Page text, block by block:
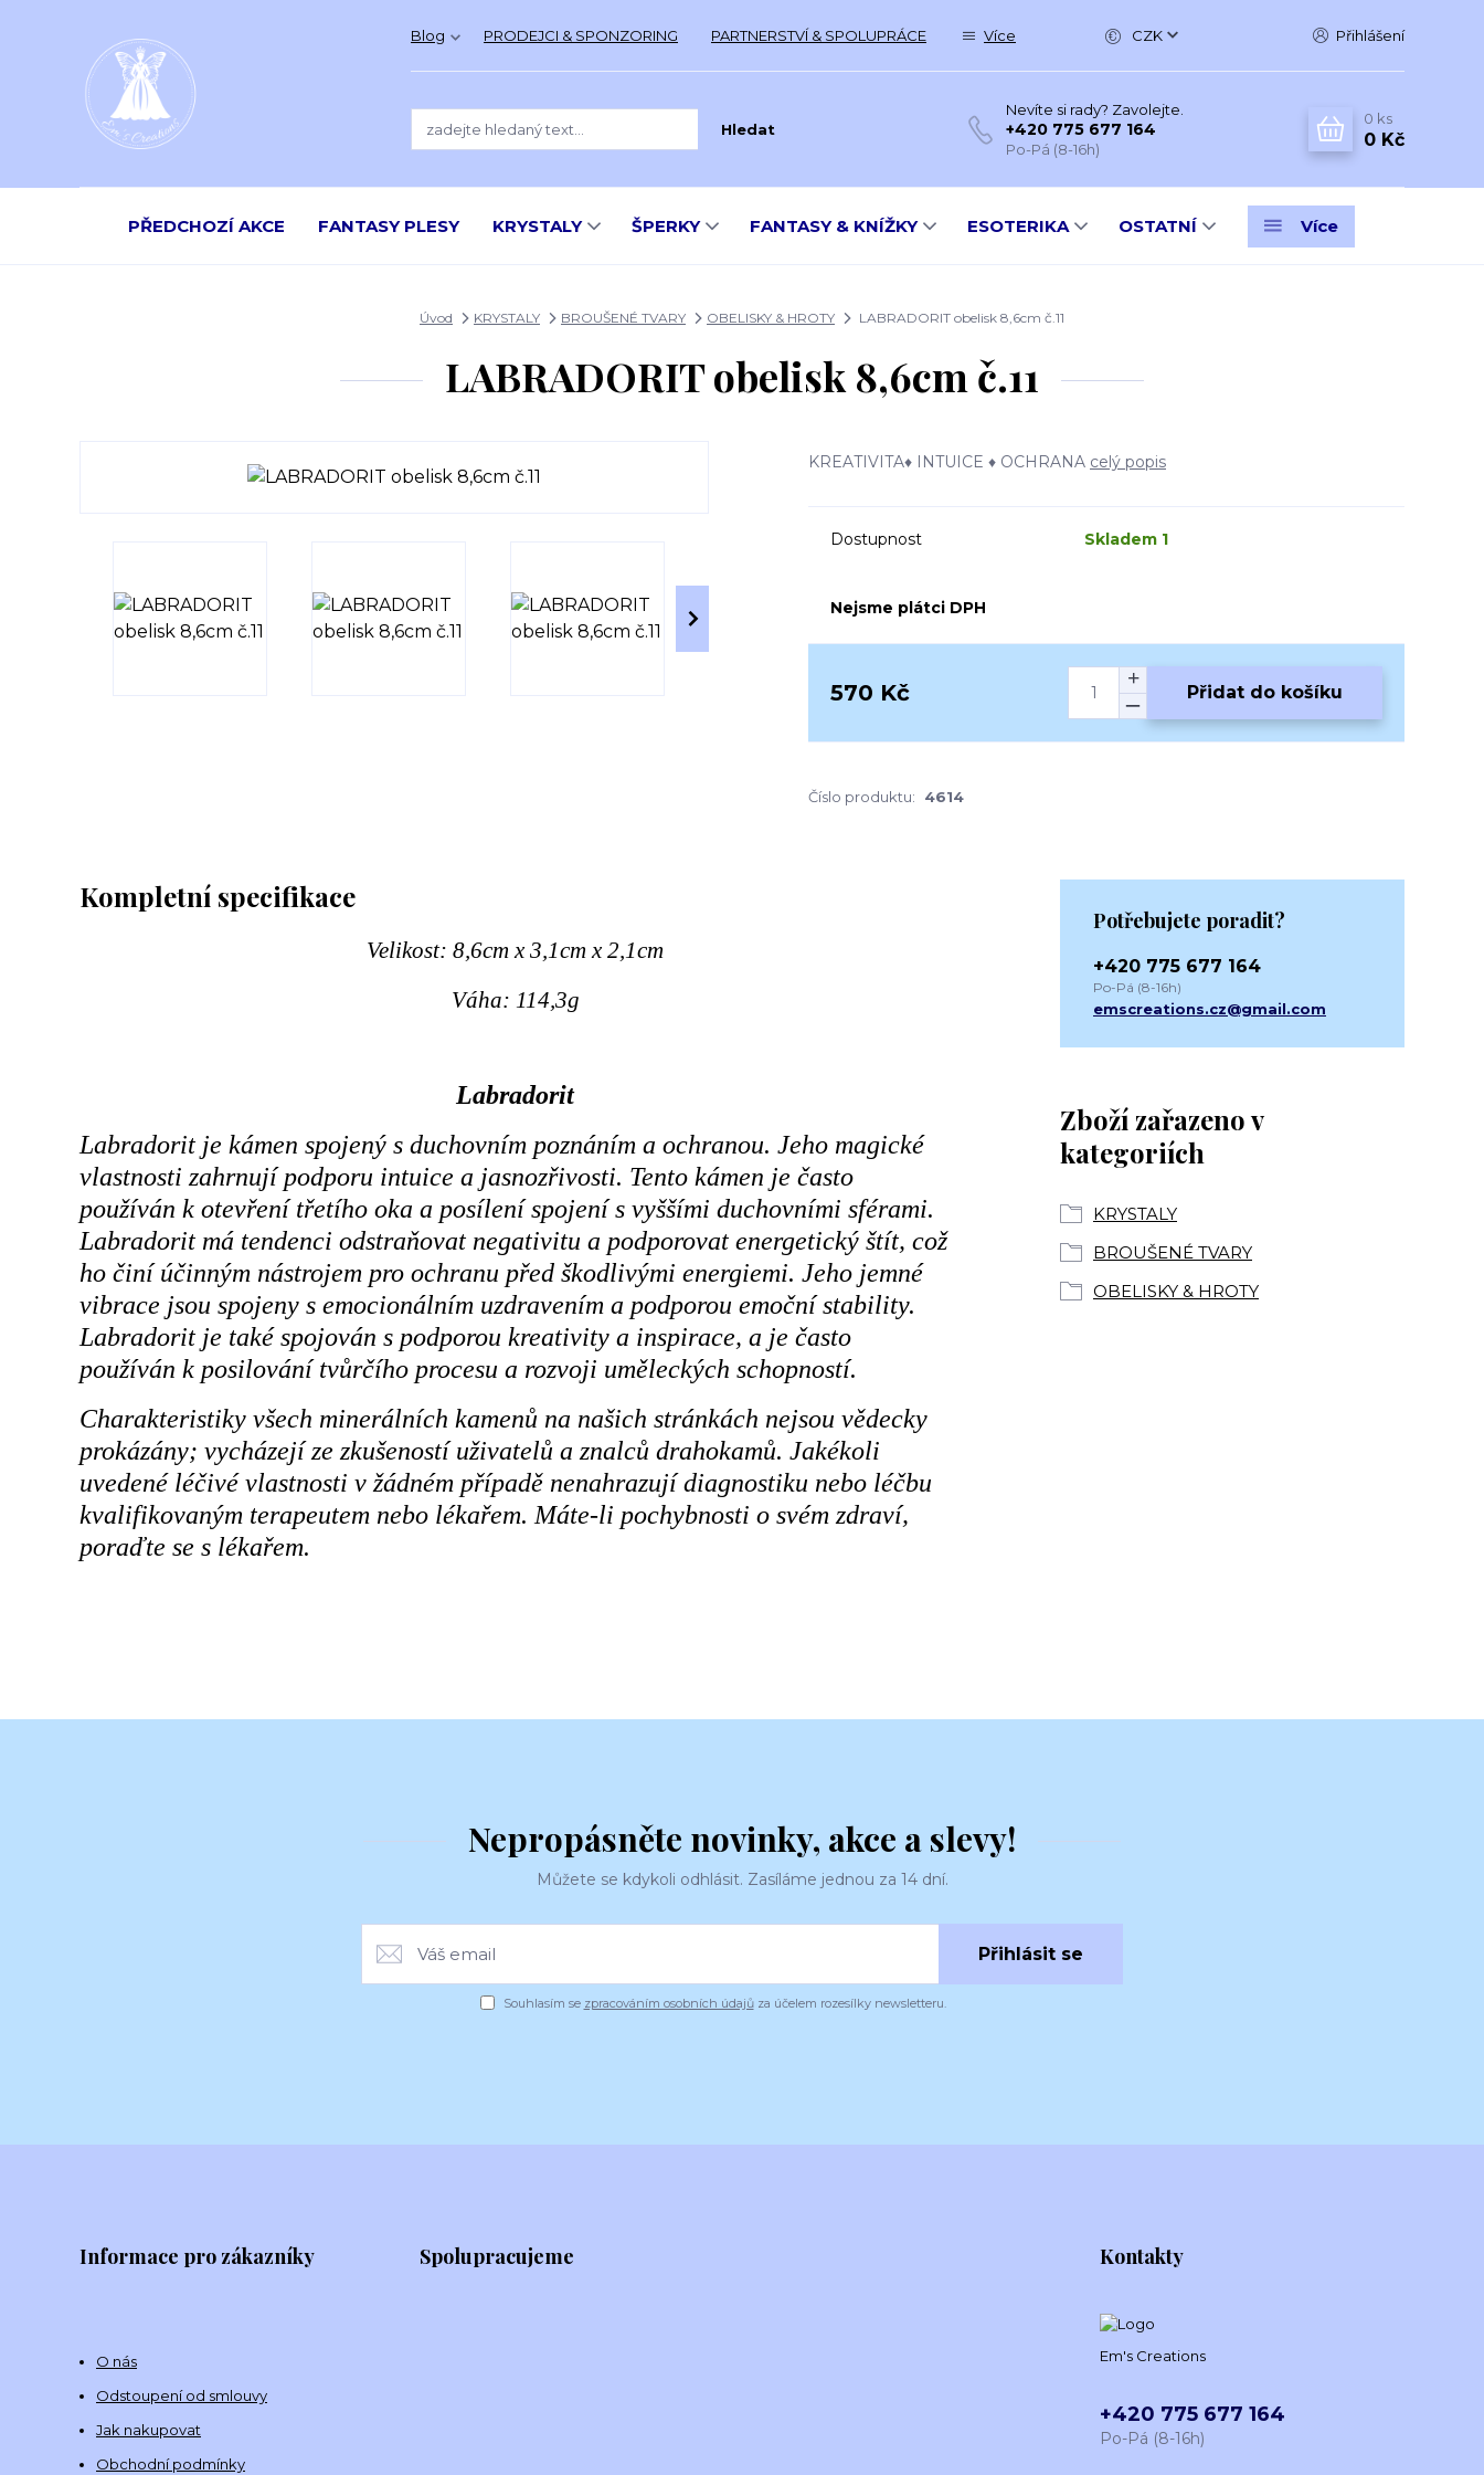
Blog PRODEJCI & SPONZORING PARTNERSTVÍ & SPOLUPRÁCE Více CZK Přihlášení
Hledat
Nevíte si rady? Zavolejte.
+420 775 677 164
Po-Pá (8-16h)
0 ks
0 Kč
PŘEDCHOZÍ AKCE FANTASY PLESY KRYSTALY ŠPERKY FANTASY & KNÍŽKY ESOTERIKA OSTATNÍ Více
Úvod KRYSTALY BROUŠENÉ TVARY OBELISKY & HROTY LABRADORIT obelisk 8,6cm č.11
LABRADORIT obelisk 8,6cm č.11
KREATIVITA♦ INTUICE ♦ OCHRANA celý popis
Dostupnost Skladem 1
Nejsme plátci DPH
570 Kč Přidat do košíku
Číslo produktu: 4614
Kompletní specifikace
Velikost: 8,6cm x 3,1cm x 2,1cm
Váha: 114,3g
Labradorit
Labradorit je kámen spojený s duchovním poznáním a ochranou. Jeho magické
vlastnosti zahrnují podporu intuice a jasnozřivosti. Tento kámen je často
používán k otevření třetího oka a posílení spojení s vyššími duchovními sférami.
Labradorit má tendenci odstraňovat negativitu a podporovat energetický štít, což
ho činí účinným nástrojem pro ochranu před škodlivými energiemi. Jeho jemné
vibrace jsou spojeny s emocionálním uzdravením a podporou emoční stability.
Labradorit je také spojován s podporou kreativity a inspirace, a je často
používán k posilování tvůrčího procesu a rozvoji uměleckých schopností.
Charakteristiky všech minerálních kamenů na našich stránkách nejsou vědecky
prokázány; vycházejí ze zkušeností uživatelů a znalců drahokamů. Jakékoli
uvedené léčivé vlastnosti v žádném případě nenahrazují diagnostiku nebo léčbu
kvalifikovaným terapeutem nebo lékařem. Máte-li pochybnosti o svém zdraví,
poraďte se s lékařem.
Zboží zařazeno v
kategoriích
KRYSTALY
BROUŠENÉ TVARY
OBELISKY & HROTY
Potřebujete poradit?
+420 775 677 164
Po-Pá (8-16h)
emscreations.cz@gmail.com
Nepropásněte novinky, akce a slevy!
Můžete se kdykoli odhlásit. Zasíláme jednou za 14 dní.
Přihlásit se
Souhlasím se zpracováním osobních údajůza účelem rozesílky newsletteru.
Informace pro zákazníky
O nás
Odstoupení od smlouvy
Jak nakupovat
Obchodní podmínky
Spolupracujeme Kontakty
Em's Creations
+420 775 677 164
Po-Pá (8-16h)